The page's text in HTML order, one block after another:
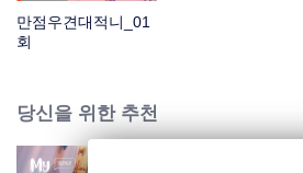
만점우견대적니_01
회
당신을 위한 추천